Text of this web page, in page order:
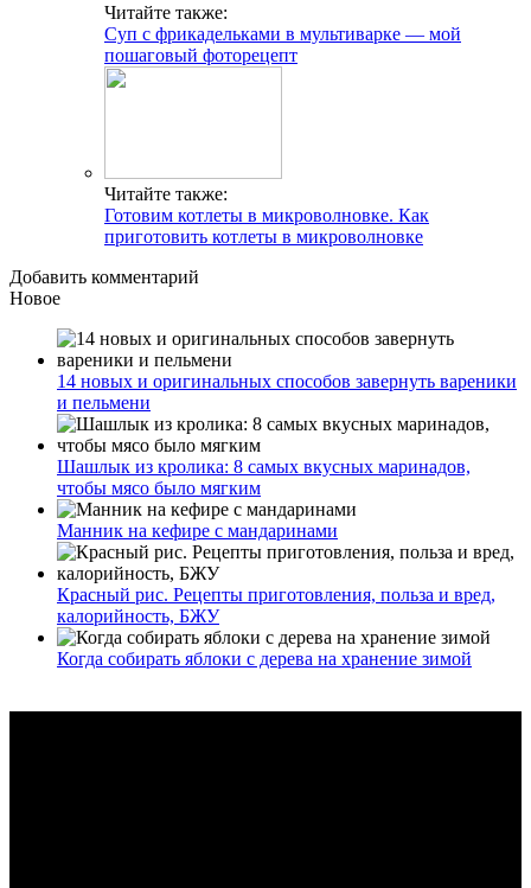
Читайте также:
Суп с фрикадельками в мультиварке — мой
пошаговый фоторецепт
Читайте также:
Готовим котлеты в микроволновке. Как
приготовить котлеты в микроволновке
Добавить комментарий
Новое
14 новых и оригинальных способов завернуть вареники
и пельмени
Шашлык из кролика: 8 самых вкусных маринадов,
чтобы мясо было мягким
Манник на кефире с мандаринами
Красный рис. Рецепты приготовления, польза и вред,
калорийность, БЖУ
Когда собирать яблоки с дерева на хранение зимой